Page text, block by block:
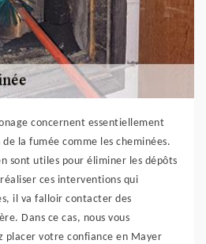
concernent essentiellement
la fumée comme les cheminées.
sont utiles pour éliminer les dépôts
ces interventions qui
il va falloir contacter des
Dans ce cas, nous vous
placer votre confiance en Mayer